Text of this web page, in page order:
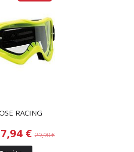
RACING
€29,90 €